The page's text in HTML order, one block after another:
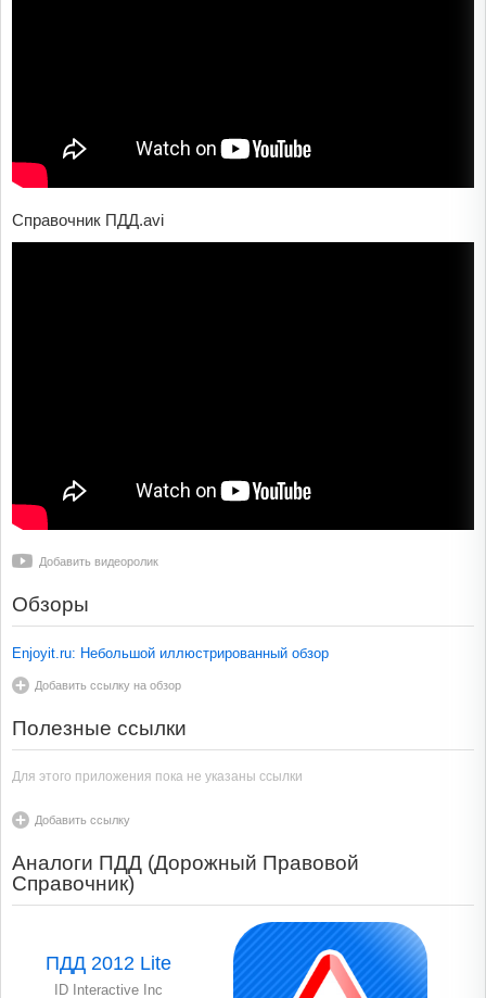
Справочник ПДД.avi
Добавить видеоролик
Обзоры
Enjoyit.ru: Небольшой иллюстрированный обзор
Добавить ссылку на обзор
Полезные ссылки
Для этого приложения пока не указаны ссылки
Добавить ссылку
Аналоги ПДД (Дорожный Правовой
Справочник)
ПДД 2012 Lite
ID Interactive Inc